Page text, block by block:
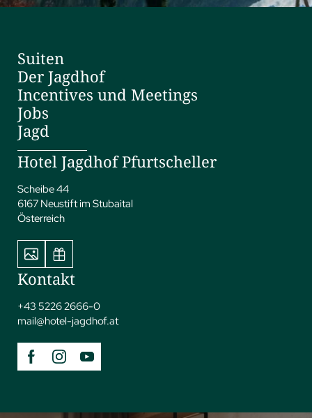
Suiten
Der Jagdhof
Incentives und Meetings
Jobs
Jagd
Hotel Jagdhof Pfurtscheller
Scheibe 44
6167 Neustift im Stubaital
Österreich
Kontakt
+43 5226 2666-0
mail@hotel-jagdhof.at